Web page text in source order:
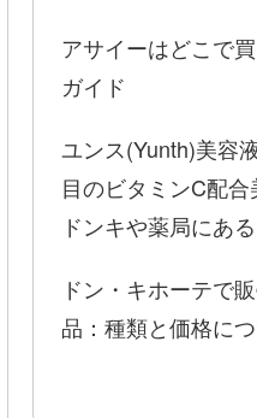
アサイーはどこで
ガイド
ユンス(Yunth)美容
目のビタミンC配合
ドンキや薬局にある
ドン・キホーテで
品：種類と価格に